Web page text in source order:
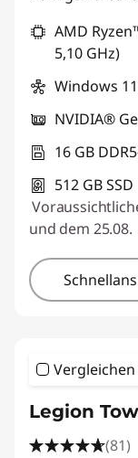
AMD
5,10 GHz)
Windows
NVIDIA®
16 GB
512 GB
und dem 25.08.
Vergleichen
Legion
(81)